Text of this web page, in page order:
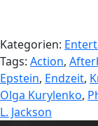
Kategorien:
Tags: Action,
Epstein, Endzeit,
Olga Kurylenko,
L. Jackson